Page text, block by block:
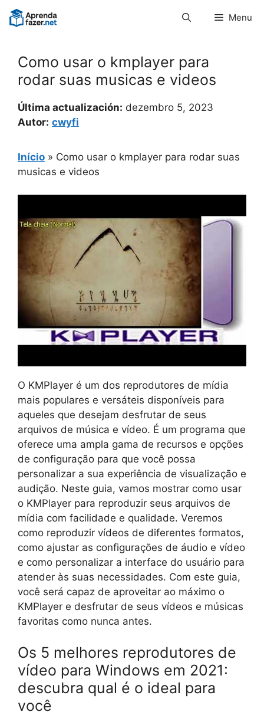
Pular
para
Menu
Como usar o kmplayer para
rodar suas musicas e videos
Última actualización: dezembro 5, 2023
Autor: cwyfi
Início » Como usar o kmplayer para rodar suas
musicas e videos
O KMPlayer é um dos reprodutores de mídia
mais populares e versáteis disponíveis para
aqueles que desejam desfrutar de seus
arquivos de música e vídeo. É um programa que
oferece uma ampla gama de recursos e opções
de configuração para que você possa
personalizar a sua experiência de visualização e
audição. Neste guia, vamos mostrar como usar
o KMPlayer para reproduzir seus arquivos de
mídia com facilidade e qualidade. Veremos
como reproduzir vídeos de diferentes formatos,
como ajustar as configurações de áudio e vídeo
e como personalizar a interface do usuário para
atender às suas necessidades. Com este guia,
você será capaz de aproveitar ao máximo o
KMPlayer e desfrutar de seus vídeos e músicas
favoritas como nunca antes.
Os 5 melhores reprodutores de
vídeo para Windows em 2021:
descubra qual é o ideal para
você